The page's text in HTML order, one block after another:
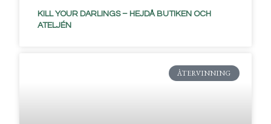
KILL YOUR DARLINGS – HEJDÅ BUTIKEN OCH
ATELJÉN
ÅTERVINNING